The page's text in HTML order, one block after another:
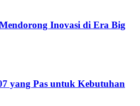
Inovasi di Era Big
yang Pas untuk Kebutuhan